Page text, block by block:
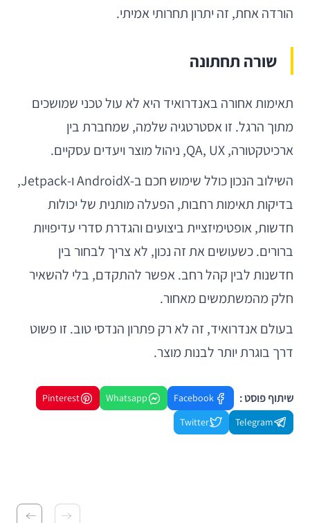
הורדה אחת, זה יתרון תחרותי אמיתי.
שורה תחתונה
תאימות אחורה באנדרואיד היא לא עול טכני שמושכים
מתוך הרגל. זו אסטרטגיה שלמה, שמחברת בין
ארכיטקטורה, QA, UX, ניהול מוצר ויעדים עסקיים.
השילוב הנכון כולל שימוש חכם ב-AndroidX ו-Jetpack,
בדיקות תאימות רחבות, הפעלה מותנית של יכולות
חדשות, אופטימיזציית ביצועים והגדרת סדרי עדיפויות
ברורים. כשעושים את זה נכון, לא צריך לבחור בין
חדשנות לבין קהל רחב. אפשר להתקדם, בלי להשאיר
חלק מהמשתמשים מאחור.
בעולם אנדרואיד, זה לא רק פתרון הנדסי טוב. זו פשוט
דרך בוגרת יותר לבנות מוצר.
שיתוף פוסט : Facebook
Whatsapp
Pinterest
Telegram
Twitter